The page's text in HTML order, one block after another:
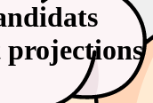
projections